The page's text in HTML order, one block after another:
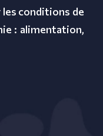
conditions de
: alimentation,